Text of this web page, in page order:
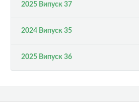
2025 Випуск 37
2024 Випуск 35
2025 Випуск 36